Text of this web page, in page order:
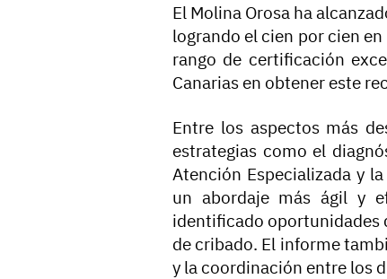
El Molina Orosa ha
logrando el cien por cien
rango de certificación
Canarias en obtener este
Entre los aspectos más
estrategias como el
Atención Especializada y
un abordaje más ágil y
identificado oportunidades
de cribado. El informe
y la coordinación entre los